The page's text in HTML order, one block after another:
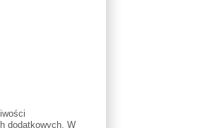
dodatkowych. W